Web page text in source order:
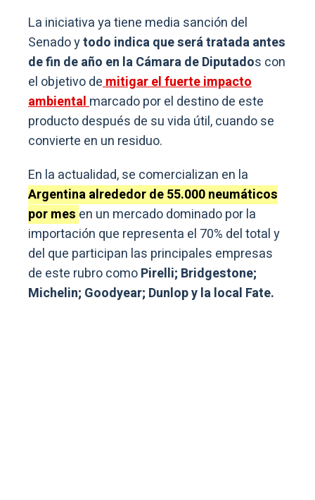
La iniciativa ya tiene media sanción del
Senado ytodo indica que será tratada antes
de fin de año en la Cámara de Diputados con
el objetivo demitigar el fuerte impacto
ambientalmarcado por el destino de este
producto después de su vida útil, cuando se
convierte en un residuo.
En la actualidad, se comercializan en la
Argentina alrededor de 55.000 neumáticos
por mes en un mercado dominado por la
importación que representa el 70% del total y
del que participan las principales empresas
de este rubro comoPirelli; Bridgestone;
Michelin; Goodyear; Dunlop y la local Fate.